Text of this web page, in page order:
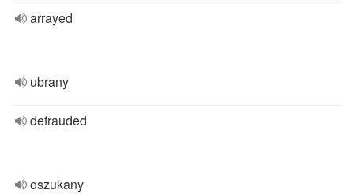
arrayed
ubrany
defrauded
oszukany